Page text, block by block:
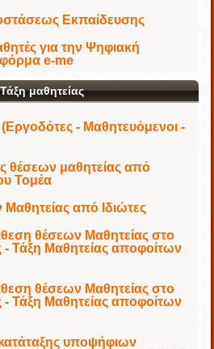
Εκπαίδευσης
για την Ψηφιακή
e-me
μαθητείας
- Μαθητευόμενοι -
θέσεων μαθητείας από
Τομέα
από Ιδιώτες
θέσεων Μαθητείας στο
- Τάξη Μαθητείας αποφοίτων
θέσεων Μαθητείας στο
- Τάξη Μαθητείας αποφοίτων
υποψήφιων